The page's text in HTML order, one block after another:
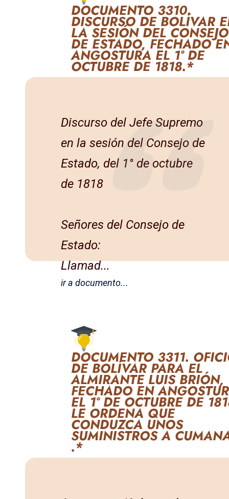
DOCUMENTO 3310.
DISCURSO DE BOLÍVAR
LA SESIÓN DEL CONSEJO
DE ESTADO, FECHADO
ANGOSTURA EL 1° DE
OCTUBRE DE 1818.*
Discurso del Jefe Supremo
en la sesión del Consejo de
Estado, del 1° de octubre
de 1818
Señores del Consejo de
Estado:
Llamad...
ir a documento...
DOCUMENTO 3311.
DE BOLÍVAR PARA EL
ALMIRANTE LUIS BRIÓN,
FECHADO EN
EL 1° DE OCTUBRE DE
LE ORDENA QUE
CONDUZCA UNOS
SUMINISTROS A
.*